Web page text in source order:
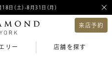
18日(土)-8月31日(月)
来店予約
リー 店舗を探す